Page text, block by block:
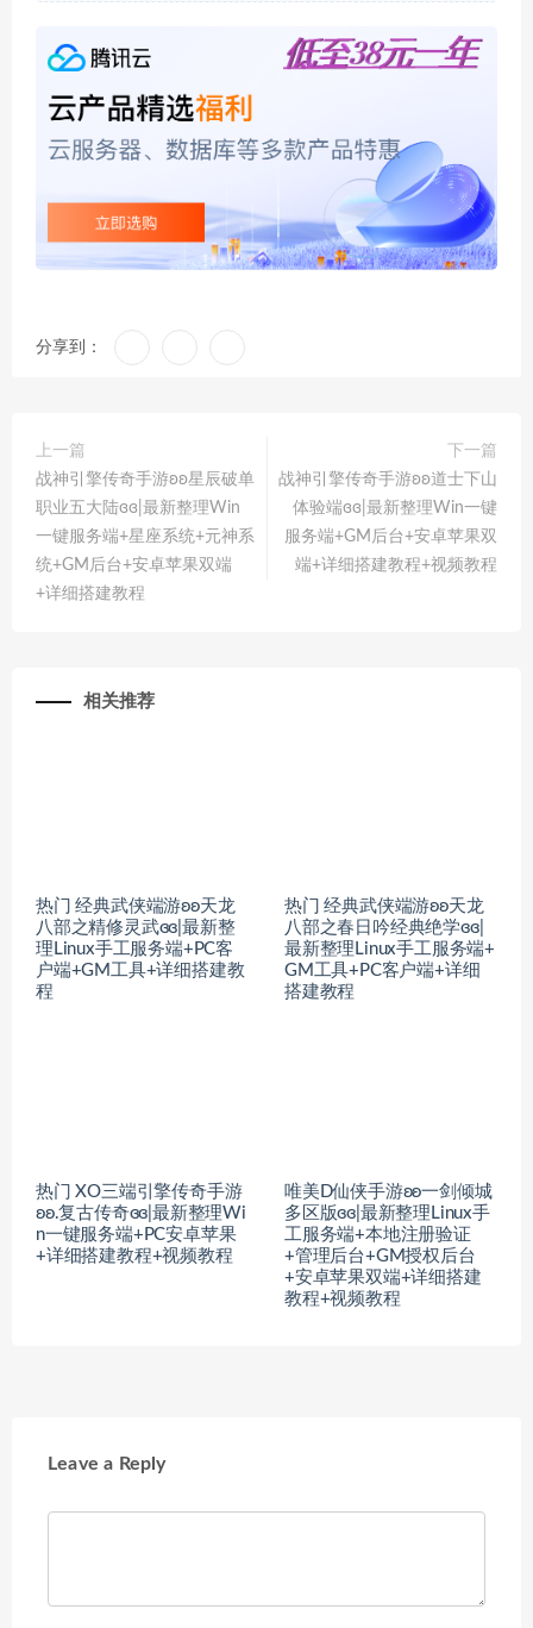
分享到：
上一篇
战神引擎传奇手游ʚʚ星辰破单
职业五大陆ɞɞ|最新整理Win
一键服务端+星座系统+元神系
统+GM后台+安卓苹果双端
+详细搭建教程
下一篇
战神引擎传奇手游ʚʚ道士下山
体验端ɞɞ|最新整理Win一键
服务端+GM后台+安卓苹果双
端+详细搭建教程+视频教程
相关推荐
热门 经典武侠端游ʚʚ天龙
八部之精修灵武ɞɞ|最新整
理Linux手工服务端+PC客
户端+GM工具+详细搭建教
程
热门 经典武侠端游ʚʚ天龙
八部之春日吟经典绝学ɞɞ|
最新整理Linux手工服务端+
GM工具+PC客户端+详细
搭建教程
热门 XO三端引擎传奇手游
ʚʚ.复古传奇ɞɞ|最新整理Wi
n一键服务端+PC安卓苹果
+详细搭建教程+视频教程
唯美D仙侠手游ʚʚ一剑倾城
多区版ɞɞ|最新整理Linux手
工服务端+本地注册验证
+管理后台+GM授权后台
+安卓苹果双端+详细搭建
教程+视频教程
Leave a Reply